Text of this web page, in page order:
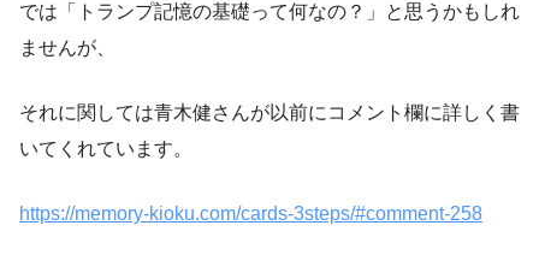
では「トランプ記憶の基礎って何なの？」と思うかもしれ
ませんが、
それに関しては青木健さんが以前にコメント欄に詳しく書
いてくれています。
https://memory-kioku.com/cards-3steps/#comment-258